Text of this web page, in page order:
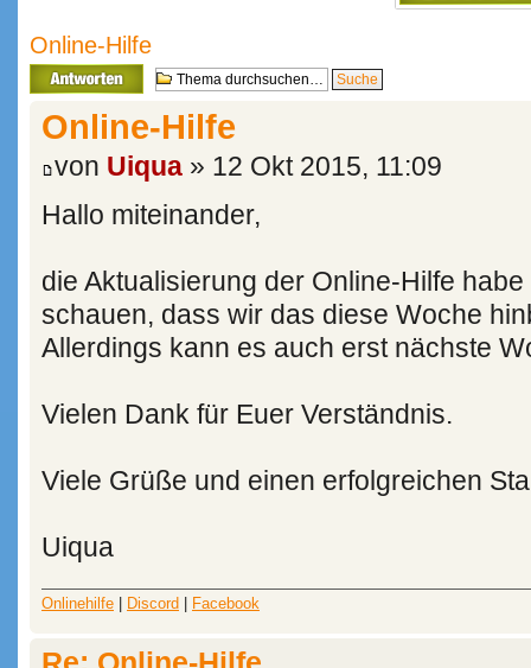
Online-Hilfe
Antwort erstellen
Online-Hilfe
von Uiqua » 12 Okt 2015, 11:09
Hallo miteinander,
die Aktualisierung der Online-Hilfe
schauen, dass wir das diese Woche
Allerdings kann es auch erst nächste
Vielen Dank für Euer Verständnis.
Viele Grüße und einen erfolgreichen
Uiqua
Onlinehilfe | Discord | Facebook